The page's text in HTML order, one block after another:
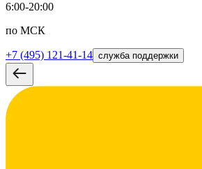
6:00-20:00
по МСК
+7 (495) 121-41-14 служба поддержки